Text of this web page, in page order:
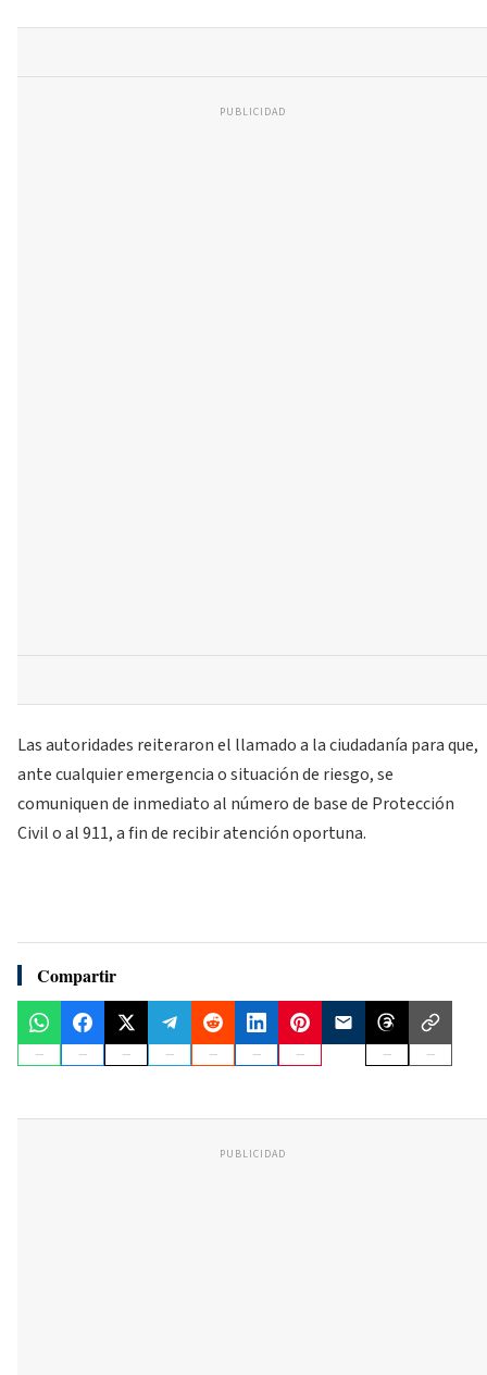
PUBLICIDAD
Las autoridades reiteraron el llamado a la ciudadanía para que,
ante cualquier emergencia o situación de riesgo, se
comuniquen de inmediato al número de base de Protección
Civil o al 911, a fin de recibir atención oportuna.
Compartir
PUBLICIDAD